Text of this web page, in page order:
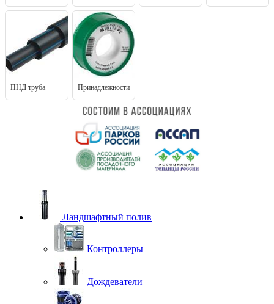
ПНД труба Принадлежности
Ландшафтный полив
Контроллеры
Дождеватели